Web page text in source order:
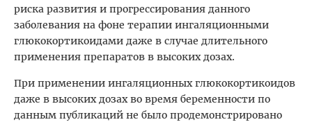
риска развития и прогрессирования данного
заболевания на фоне терапии ингаляционными
глюкокортикоидами даже в случае длительного
применения препаратов в высоких дозах.
При применении ингаляционных глюкокортикоидов
даже в высоких дозах во время беременности по
данным публикаций не было продемонстрировано